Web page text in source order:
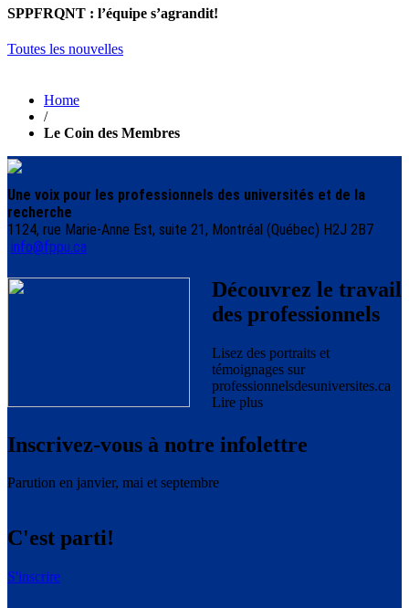
SPPFRQNT : l’équipe s’agrandit!
Toutes les nouvelles
Home
/
Le Coin des Membres
Une voix pour les professionnels des universités et de la
recherche
1124, rue Marie-Anne Est, suite 21, Montréal (Québec) H2J 2B7
info@fppu.ca
Découvrez le travail
des professionnels
Lisez des portraits et
témoignages sur
professionnelsdesuniversites.ca
Lire plus
Inscrivez-vous à notre infolettre
Parution en janvier, mai et septembre
C'est parti!
S'inscrire